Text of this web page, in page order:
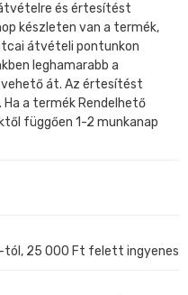
és értesítést
készleten van a termék,
átvételi pontunkon
leghamarabb a
át. Az értesítést
a termék Rendelhető
függően 1-2 munkanap
25 000 Ft felett ingyenes